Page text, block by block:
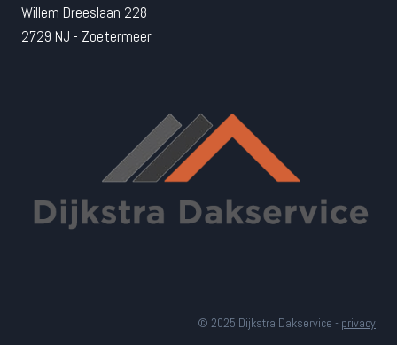
Willem Dreeslaan 228
2729 NJ - Zoetermeer
© 2025 Dijkstra Dakservice - privacy